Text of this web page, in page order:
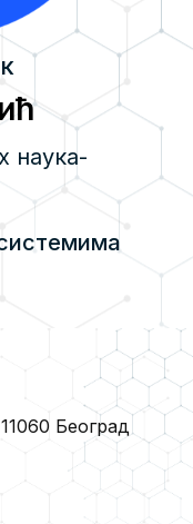
наука-
Београд